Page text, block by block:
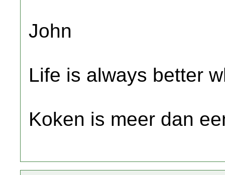
John
Life is always better
Koken is meer dan